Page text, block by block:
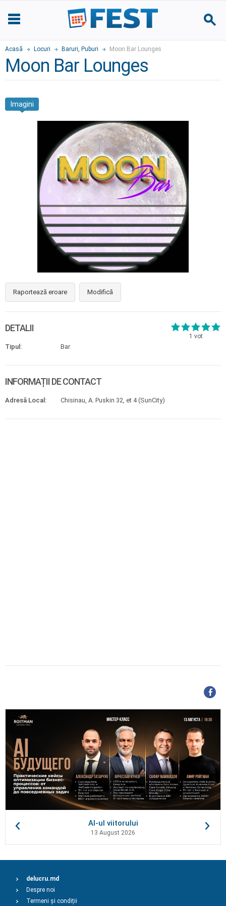
Acasă Locuri Baruri, Puburi Moon Bar Lounges
Moon Bar Lounges
Imagini
Raportează eroare Modifică
1 vot
DETALII
Tipul: Bar
INFORMAȚII DE CONTACT
Adresă Local: Chisinau, A. Puskin 32, et 4 (SunCity)
AI-ul viitorului
13 August 2026
delucru.md
Despre noi
Termeni și condiții